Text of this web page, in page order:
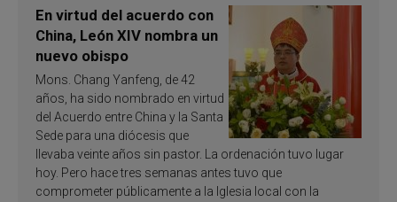
En virtud del acuerdo con
China, León XIV nombra un
nuevo obispo
Mons. Chang Yanfeng, de 42
años, ha sido nombrado en virtud
del Acuerdo entre China y la Santa
Sede para una diócesis que
llevaba veinte años sin pastor. La ordenación tuvo lugar
hoy. Pero hace tres semanas antes tuvo que
comprometer públicamente a la Iglesia local con la